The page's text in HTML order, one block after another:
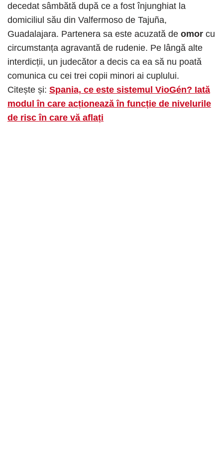
decedat sâmbătă după ce a fost înjunghiat la
domiciliul său din Valfermoso de Tajuña,
Guadalajara. Partenera sa este acuzată de omor cu
circumstanța agravantă de rudenie. Pe lângă alte
interdicții, un judecător a decis ca ea să nu poată
comunica cu cei trei copii minori ai cuplului.
Citește și: Spania, ce este sistemul VioGén? Iată
modul în care acționează în funcție de nivelurile
de risc în care vă aflați